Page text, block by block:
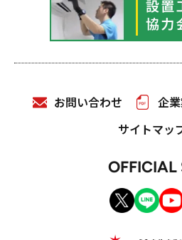
お問い合わせ
企
サイトマッ
OFFICIAL